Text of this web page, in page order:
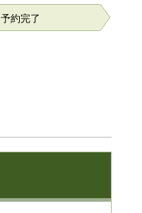
予約完了